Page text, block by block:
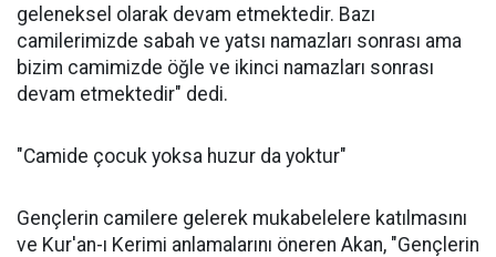
geleneksel olarak devam etmektedir. Bazı
camilerimizde sabah ve yatsı namazları sonrası ama
bizim camimizde öğle ve ikinci namazları sonrası
devam etmektedir" dedi.
"Camide çocuk yoksa huzur da yoktur"
Gençlerin camilere gelerek mukabelelere katılmasını
ve Kur'an-ı Kerimi anlamalarını öneren Akan, "Gençlerin